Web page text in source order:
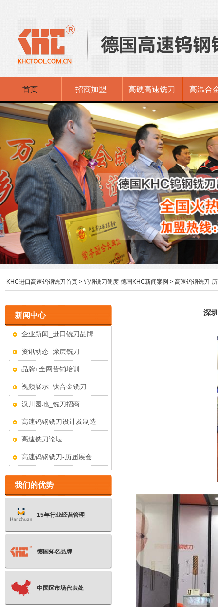
首页 招商加盟 高硬高速铣刀 高温合
KHC进口高速钨钢铣刀首页 > 钨钢铣刀硬度-德国KHC新闻案例 > 高速钨钢铣刀-
深
新闻中心
企业新闻_进口铣刀品牌
资讯动态_涂层铣刀
品牌+全网营销培训
视频展示_钛合金铣刀
汉川园地_铣刀招商
高速钨钢铣刀设计及制造
高速铣刀论坛
高速钨钢铣刀-历届展会
我们的优势
15年行业经营管理
德国知名品牌
中国区市场代表处